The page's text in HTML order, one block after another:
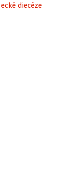
diecéze